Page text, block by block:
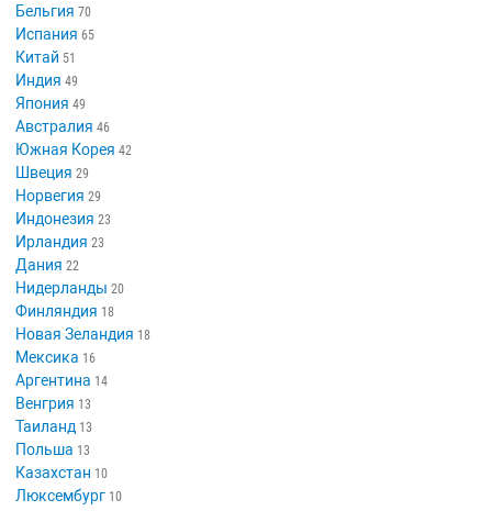
Бельгия 70
Испания 65
Китай 51
Индия 49
Япония 49
Австралия 46
Южная Корея 42
Швеция 29
Норвегия 29
Индонезия 23
Ирландия 23
Дания 22
Нидерланды 20
Финляндия 18
Новая Зеландия 18
Мексика 16
Аргентина 14
Венгрия 13
Таиланд 13
Польша 13
Казахстан 10
Люксембург 10